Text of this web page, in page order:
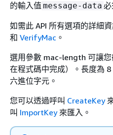
的輸入值 message-data 必
如需此 API 所有選項的詳細
和 VerifyMac 。
選用參數 mac-length 可讓
在程式碼中完成）。長度為
六進位字元。
您可以透過呼叫 CreateKey
叫 ImportKey來匯入。